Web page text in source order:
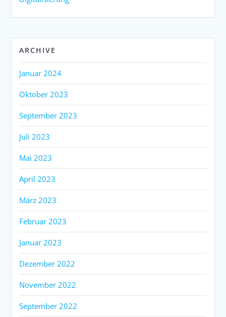
ARCHIVE
Januar 2024
Oktober 2023
September 2023
Juli 2023
Mai 2023
April 2023
März 2023
Februar 2023
Januar 2023
Dezember 2022
November 2022
September 2022